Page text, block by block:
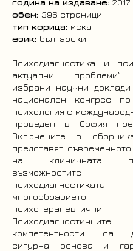
година на издаване: 2017
обем: 396 страници
тип корица: мека
език: български
Психодиагностика и
актуални проблеми”
избрани научни
национален конгрес
психология с
проведен в София
Включените в
представят
на клиничната
психотерапевтични
Психодиагностичните
компетентности са
сигурна основа и